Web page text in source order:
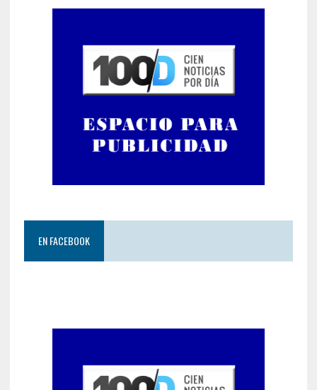
EN FACEBOOK